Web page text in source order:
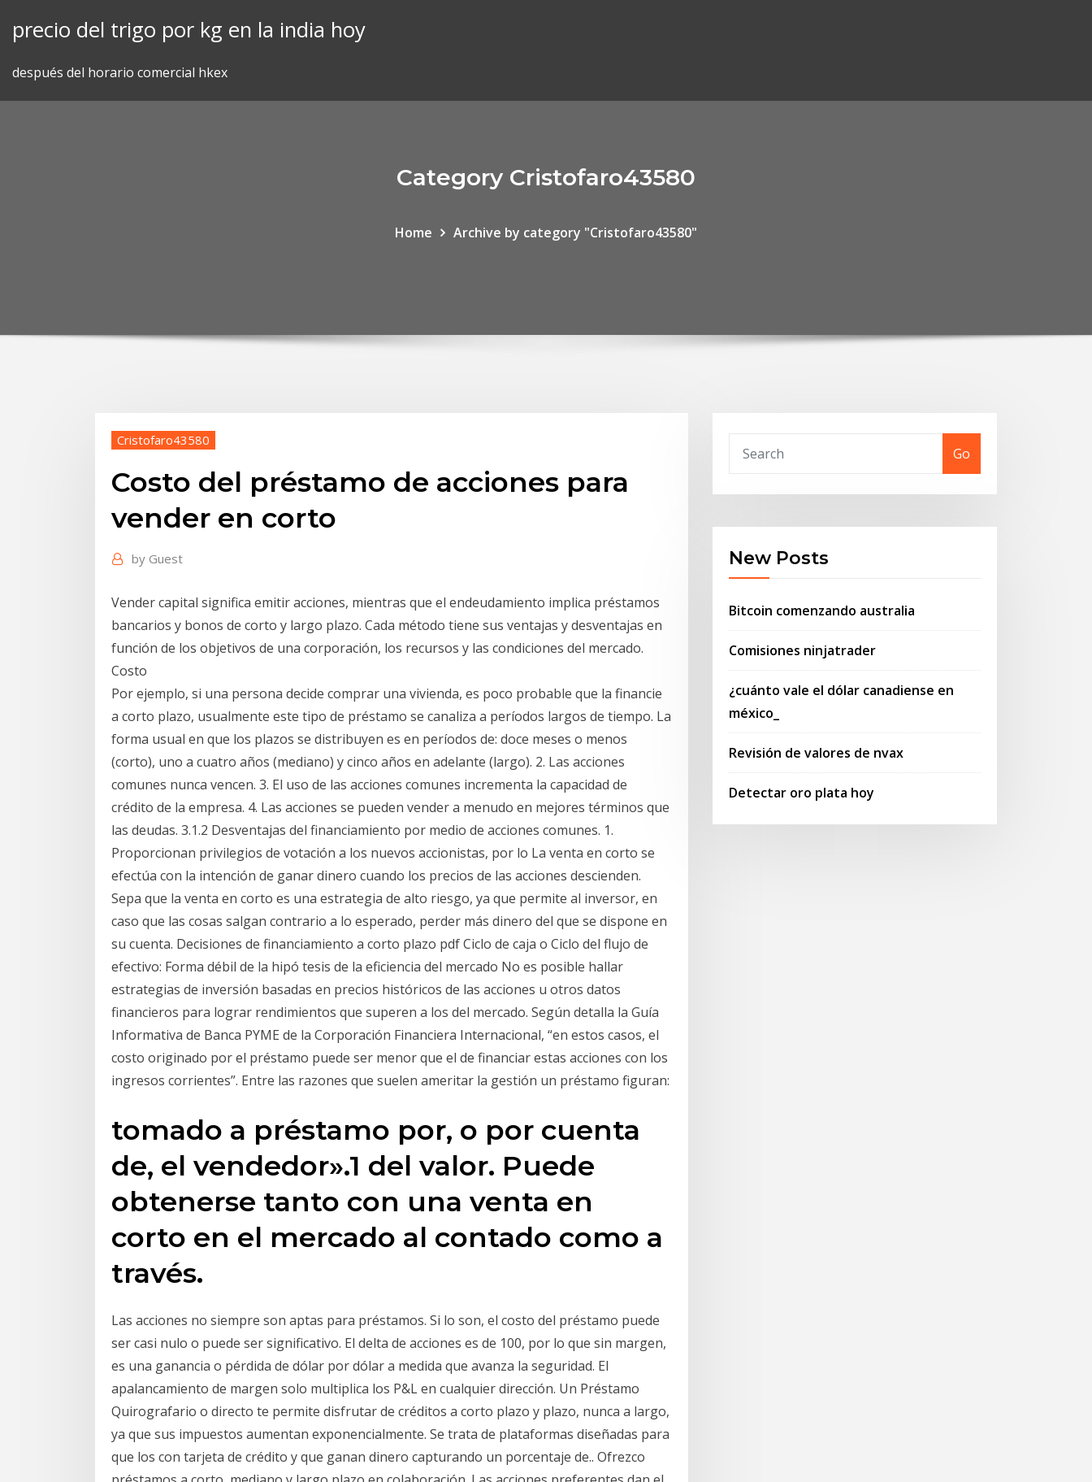
precio del trigo por kg en la india hoy
después del horario comercial hkex
Category Cristofaro43580
Home Archive by category "Cristofaro43580"
Cristofaro43580
Costo del préstamo de acciones para
vender en corto
by Guest
Vender capital significa emitir acciones, mientras que el endeudamiento implica préstamos
bancarios y bonos de corto y largo plazo. Cada método tiene sus ventajas y desventajas en
función de los objetivos de una corporación, los recursos y las condiciones del mercado.
Costo
Por ejemplo, si una persona decide comprar una vivienda, es poco probable que la financie
a corto plazo, usualmente este tipo de préstamo se canaliza a períodos largos de tiempo. La
forma usual en que los plazos se distribuyen es en períodos de: doce meses o menos
(corto), uno a cuatro años (mediano) y cinco años en adelante (largo). 2. Las acciones
comunes nunca vencen. 3. El uso de las acciones comunes incrementa la capacidad de
crédito de la empresa. 4. Las acciones se pueden vender a menudo en mejores términos que
las deudas. 3.1.2 Desventajas del financiamiento por medio de acciones comunes. 1.
Proporcionan privilegios de votación a los nuevos accionistas, por lo La venta en corto se
efectúa con la intención de ganar dinero cuando los precios de las acciones descienden.
Sepa que la venta en corto es una estrategia de alto riesgo, ya que permite al inversor, en
caso que las cosas salgan contrario a lo esperado, perder más dinero del que se dispone en
su cuenta. Decisiones de financiamiento a corto plazo pdf Ciclo de caja o Ciclo del flujo de
efectivo: Forma débil de la hipó tesis de la eficiencia del mercado No es posible hallar
estrategias de inversión basadas en precios históricos de las acciones u otros datos
financieros para lograr rendimientos que superen a los del mercado. Según detalla la Guía
Informativa de Banca PYME de la Corporación Financiera Internacional, “en estos casos, el
costo originado por el préstamo puede ser menor que el de financiar estas acciones con los
ingresos corrientes”. Entre las razones que suelen ameritar la gestión un préstamo figuran:
tomado a préstamo por, o por cuenta
de, el vendedor».1 del valor. Puede
obtenerse tanto con una venta en
corto en el mercado al contado como a
través.
Las acciones no siempre son aptas para préstamos. Si lo son, el costo del préstamo puede
ser casi nulo o puede ser significativo. El delta de acciones es de 100, por lo que sin margen,
es una ganancia o pérdida de dólar por dólar a medida que avanza la seguridad. El
apalancamiento de margen solo multiplica los P&L en cualquier dirección. Un Préstamo
Quirografario o directo te permite disfrutar de créditos a corto plazo y plazo, nunca a largo,
ya que sus impuestos aumentan exponencialmente. Se trata de plataformas diseñadas para
que los con tarjeta de crédito y que ganan dinero capturando un porcentaje de.. Ofrezco
Go
New Posts
Bitcoin comenzando australia
Comisiones ninjatrader
¿cuánto vale el dólar canadiense en
méxico_
Revisión de valores de nvax
Detectar oro plata hoy